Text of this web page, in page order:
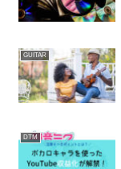
GUITAR
DTM